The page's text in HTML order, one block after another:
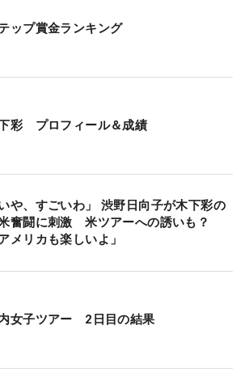
ップ賞金ランキング
彩 プロフィール＆成績
いや、すごいわ」 渋野日向子が木下彩の
奮闘に刺激 米ツアーへの誘いも？
アメリカも楽しいよ」
女子ツアー 2日目の結果